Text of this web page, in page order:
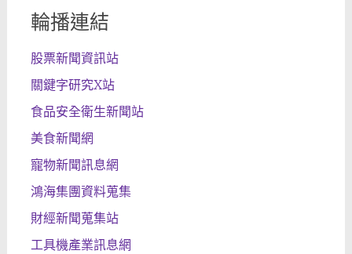
輪播連結
股票新聞資訊站
關鍵字研究X站
食品安全衛生新聞站
美食新聞網
寵物新聞訊息網
鴻海集團資料蒐集
財經新聞蒐集站
工具機產業訊息網